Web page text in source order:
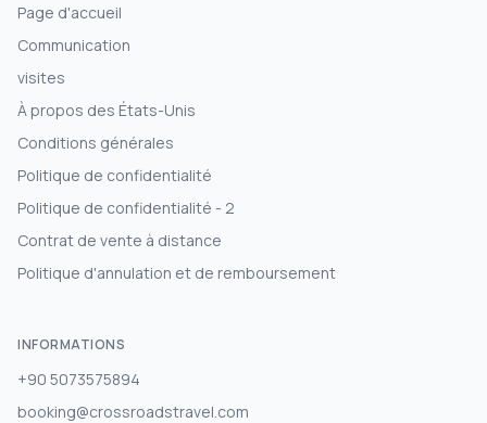
Page d'accueil
Communication
visites
À propos des États-Unis
Conditions générales
Politique de confidentialité
Politique de confidentialité - 2
Contrat de vente à distance
Politique d'annulation et de remboursement
INFORMATIONS
+90 5073575894
booking@crossroadstravel.com